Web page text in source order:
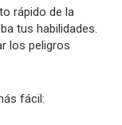
rápido de la
tus habilidades.
los peligros
fácil: